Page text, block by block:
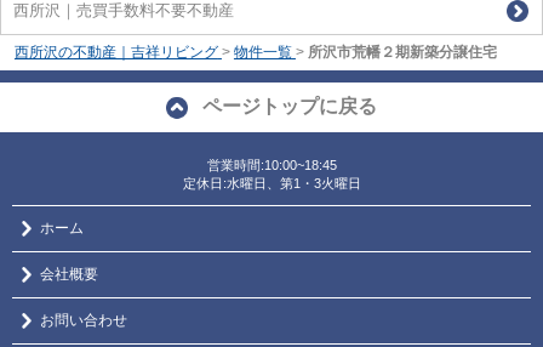
西所沢｜売買手数料不要不動産
西所沢の不動産｜吉祥リビング > 物件一覧 > 所沢市荒幡２期新築分譲住宅
ページトップに戻る
営業時間:10:00~18:45
定休日:水曜日、第1・3火曜日
ホーム
会社概要
お問い合わせ